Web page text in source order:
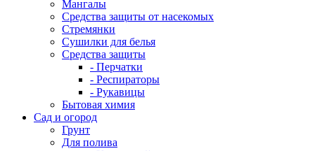
Мангалы
Средства защиты от насекомых
Стремянки
Сушилки для белья
Средства защиты
- Перчатки
- Респираторы
- Рукавицы
Бытовая химия
Сад и огород
Грунт
Для полива